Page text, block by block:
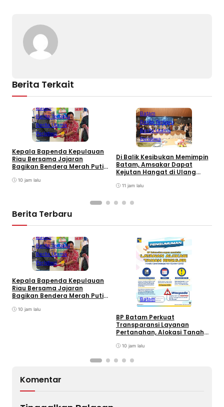
Berita Terkait
Batam
Berita Terbaru
Berita Utama
Peristiwa
Kepala Bapenda Kepulauan
Riau Bersama Jajaran
Bagikan Bendera Merah Putih
Bermotor di Kantor Samsat
10 jam lalu
Batam
Berita Terbaru
Berita Utama
Peristiwa
Di Balik Kesibukan Memimpin
Batam, Amsakar Dapat
Kejutan Hangat di Ulang
11 jam lalu
Berita Terbaru
Batam
Berita Terbaru
Berita Utama
Peristiwa
Kepala Bapenda Kepulauan
Riau Bersama Jajaran
Bagikan Bendera Merah Putih
Bermotor di Kantor Samsat
10 jam lalu
Batam
BP Batam Perkuat
Transparansi Layanan
Pertanahan, Alokasi Tanah
LMS10 jam lalu
Komentar